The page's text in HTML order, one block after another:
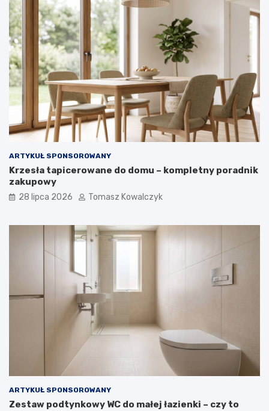
ARTYKUŁ SPONSOROWANY
Krzesła tapicerowane do domu – kompletny poradnik
zakupowy
28 lipca 2026 Tomasz Kowalczyk
ARTYKUŁ SPONSOROWANY
Zestaw podtynkowy WC do małej łazienki – czy to